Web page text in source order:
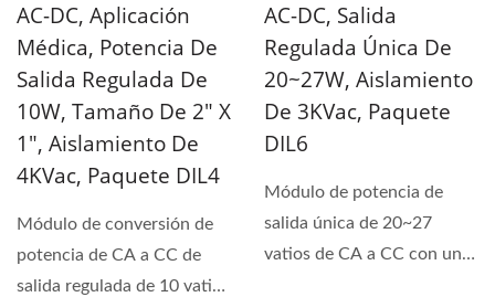
AC-DC, Aplicación
Médica, Potencia De
Salida Regulada De
10W, Tamaño De 2" X
1", Aislamiento De
4KVac, Paquete DIL4
Módulo de conversión de
potencia de CA a CC de
salida regulada de 10 vatios
AC-DC, Salida
Regulada Única De
20~27W, Aislamiento
De 3KVac, Paquete
DIL6
Módulo de potencia de
salida única de 20~27
vatios de CA a CC con un